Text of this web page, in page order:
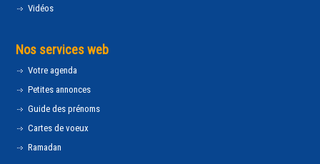
Vidéos
Nos services web
Votre agenda
Petites annonces
Guide des prénoms
Cartes de voeux
Ramadan